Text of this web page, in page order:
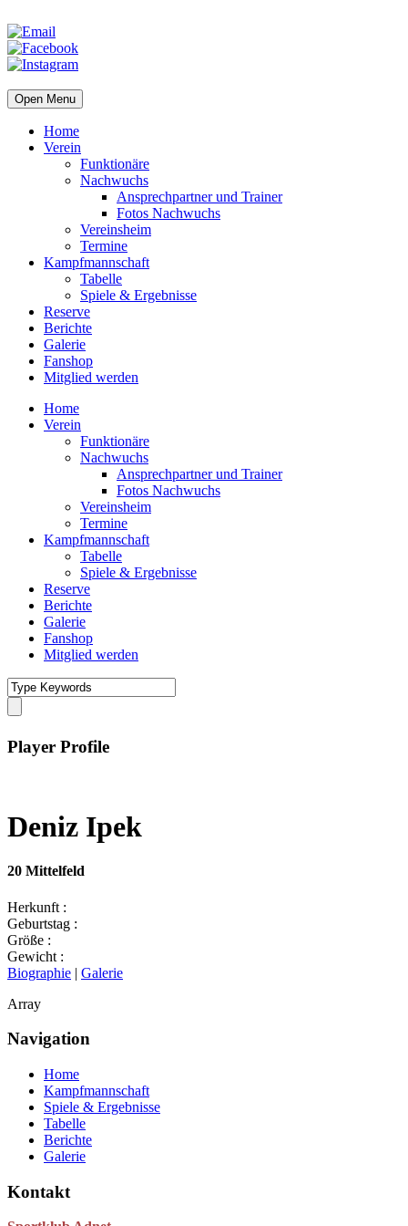
Open Menu
Home
Verein
Funktionäre
Nachwuchs
Ansprechpartner und Trainer
Fotos Nachwuchs
Vereinsheim
Termine
Kampfmannschaft
Tabelle
Spiele & Ergebnisse
Reserve
Berichte
Galerie
Fanshop
Mitglied werden
Home
Verein
Funktionäre
Nachwuchs
Ansprechpartner und Trainer
Fotos Nachwuchs
Vereinsheim
Termine
Kampfmannschaft
Tabelle
Spiele & Ergebnisse
Reserve
Berichte
Galerie
Fanshop
Mitglied werden
Player Profile
Deniz Ipek
20 Mittelfeld
Herkunft :
Geburtstag :
Größe :
Gewicht :
Biographie | Galerie
Array
Navigation
Home
Kampfmannschaft
Spiele & Ergebnisse
Tabelle
Berichte
Galerie
Kontakt